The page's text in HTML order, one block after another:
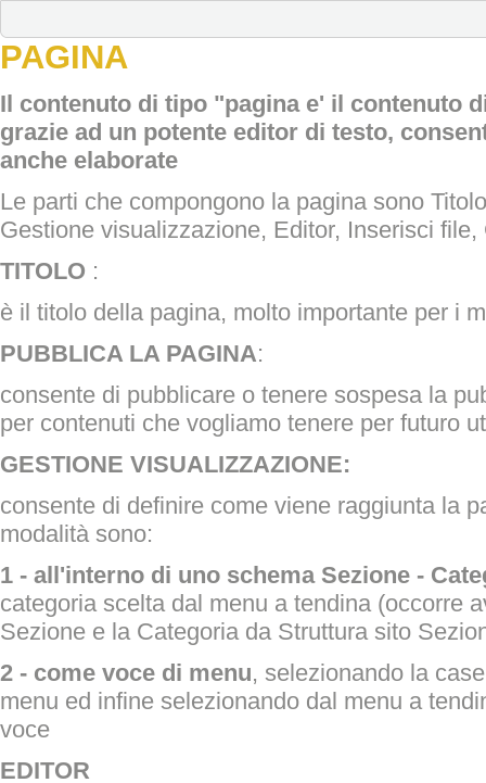
PAGINA
Il contenuto di tipo "pagina e' il contenuto
grazie ad un potente editor di testo,
anche elaborate
Le parti che compongono la pagina sono
Gestione visualizzazione, Editor, Inserisci file,
TITOLO :
è il titolo della pagina, molto importante per i
PUBBLICA LA PAGINA:
consente di pubblicare o tenere sospesa la
per contenuti che vogliamo tenere per futuro
GESTIONE VISUALIZZAZIONE:
consente di definire come viene raggiunta la
modalità sono:
1 - all'interno di uno schema Sezione -
categoria scelta dal menu a tendina (occorre
Sezione e la Categoria da Struttura sito
2 - come voce di menu, selezionando la
menu ed infine selezionando dal menu a
voce
EDITOR